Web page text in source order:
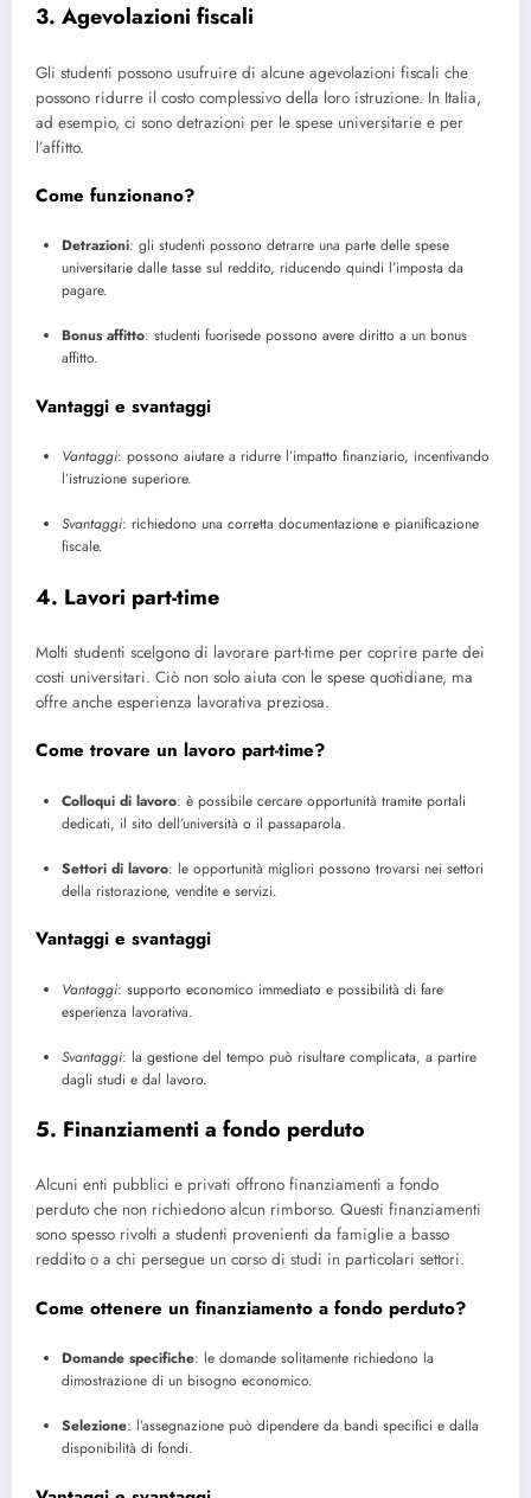
3. Agevolazioni fiscali
Gli studenti possono usufruire di alcune agevolazioni fiscali che
possono ridurre il costo complessivo della loro istruzione. In Italia,
ad esempio, ci sono detrazioni per le spese universitarie e per
l’affitto.
Come funzionano?
Detrazioni: gli studenti possono detrarre una parte delle spese
universitarie dalle tasse sul reddito, riducendo quindi l’imposta da
pagare.
Bonus affitto: studenti fuorisede possono avere diritto a un bonus
affitto.
Vantaggi e svantaggi
Vantaggi: possono aiutare a ridurre l’impatto finanziario, incentivando
l’istruzione superiore.
Svantaggi: richiedono una corretta documentazione e pianificazione
fiscale.
4. Lavori part-time
Molti studenti scelgono di lavorare part-time per coprire parte dei
costi universitari. Ciò non solo aiuta con le spese quotidiane, ma
offre anche esperienza lavorativa preziosa.
Come trovare un lavoro part-time?
Colloqui di lavoro: è possibile cercare opportunità tramite portali
dedicati, il sito dell’università o il passaparola.
Settori di lavoro: le opportunità migliori possono trovarsi nei settori
della ristorazione, vendite e servizi.
Vantaggi e svantaggi
Vantaggi: supporto economico immediato e possibilità di fare
esperienza lavorativa.
Svantaggi: la gestione del tempo può risultare complicata, a partire
dagli studi e dal lavoro.
5. Finanziamenti a fondo perduto
Alcuni enti pubblici e privati offrono finanziamenti a fondo
perduto che non richiedono alcun rimborso. Questi finanziamenti
sono spesso rivolti a studenti provenienti da famiglie a basso
reddito o a chi persegue un corso di studi in particolari settori.
Come ottenere un finanziamento a fondo perduto?
Domande specifiche: le domande solitamente richiedono la
dimostrazione di un bisogno economico.
Selezione: l’assegnazione può dipendere da bandi specifici e dalla
disponibilità di fondi.